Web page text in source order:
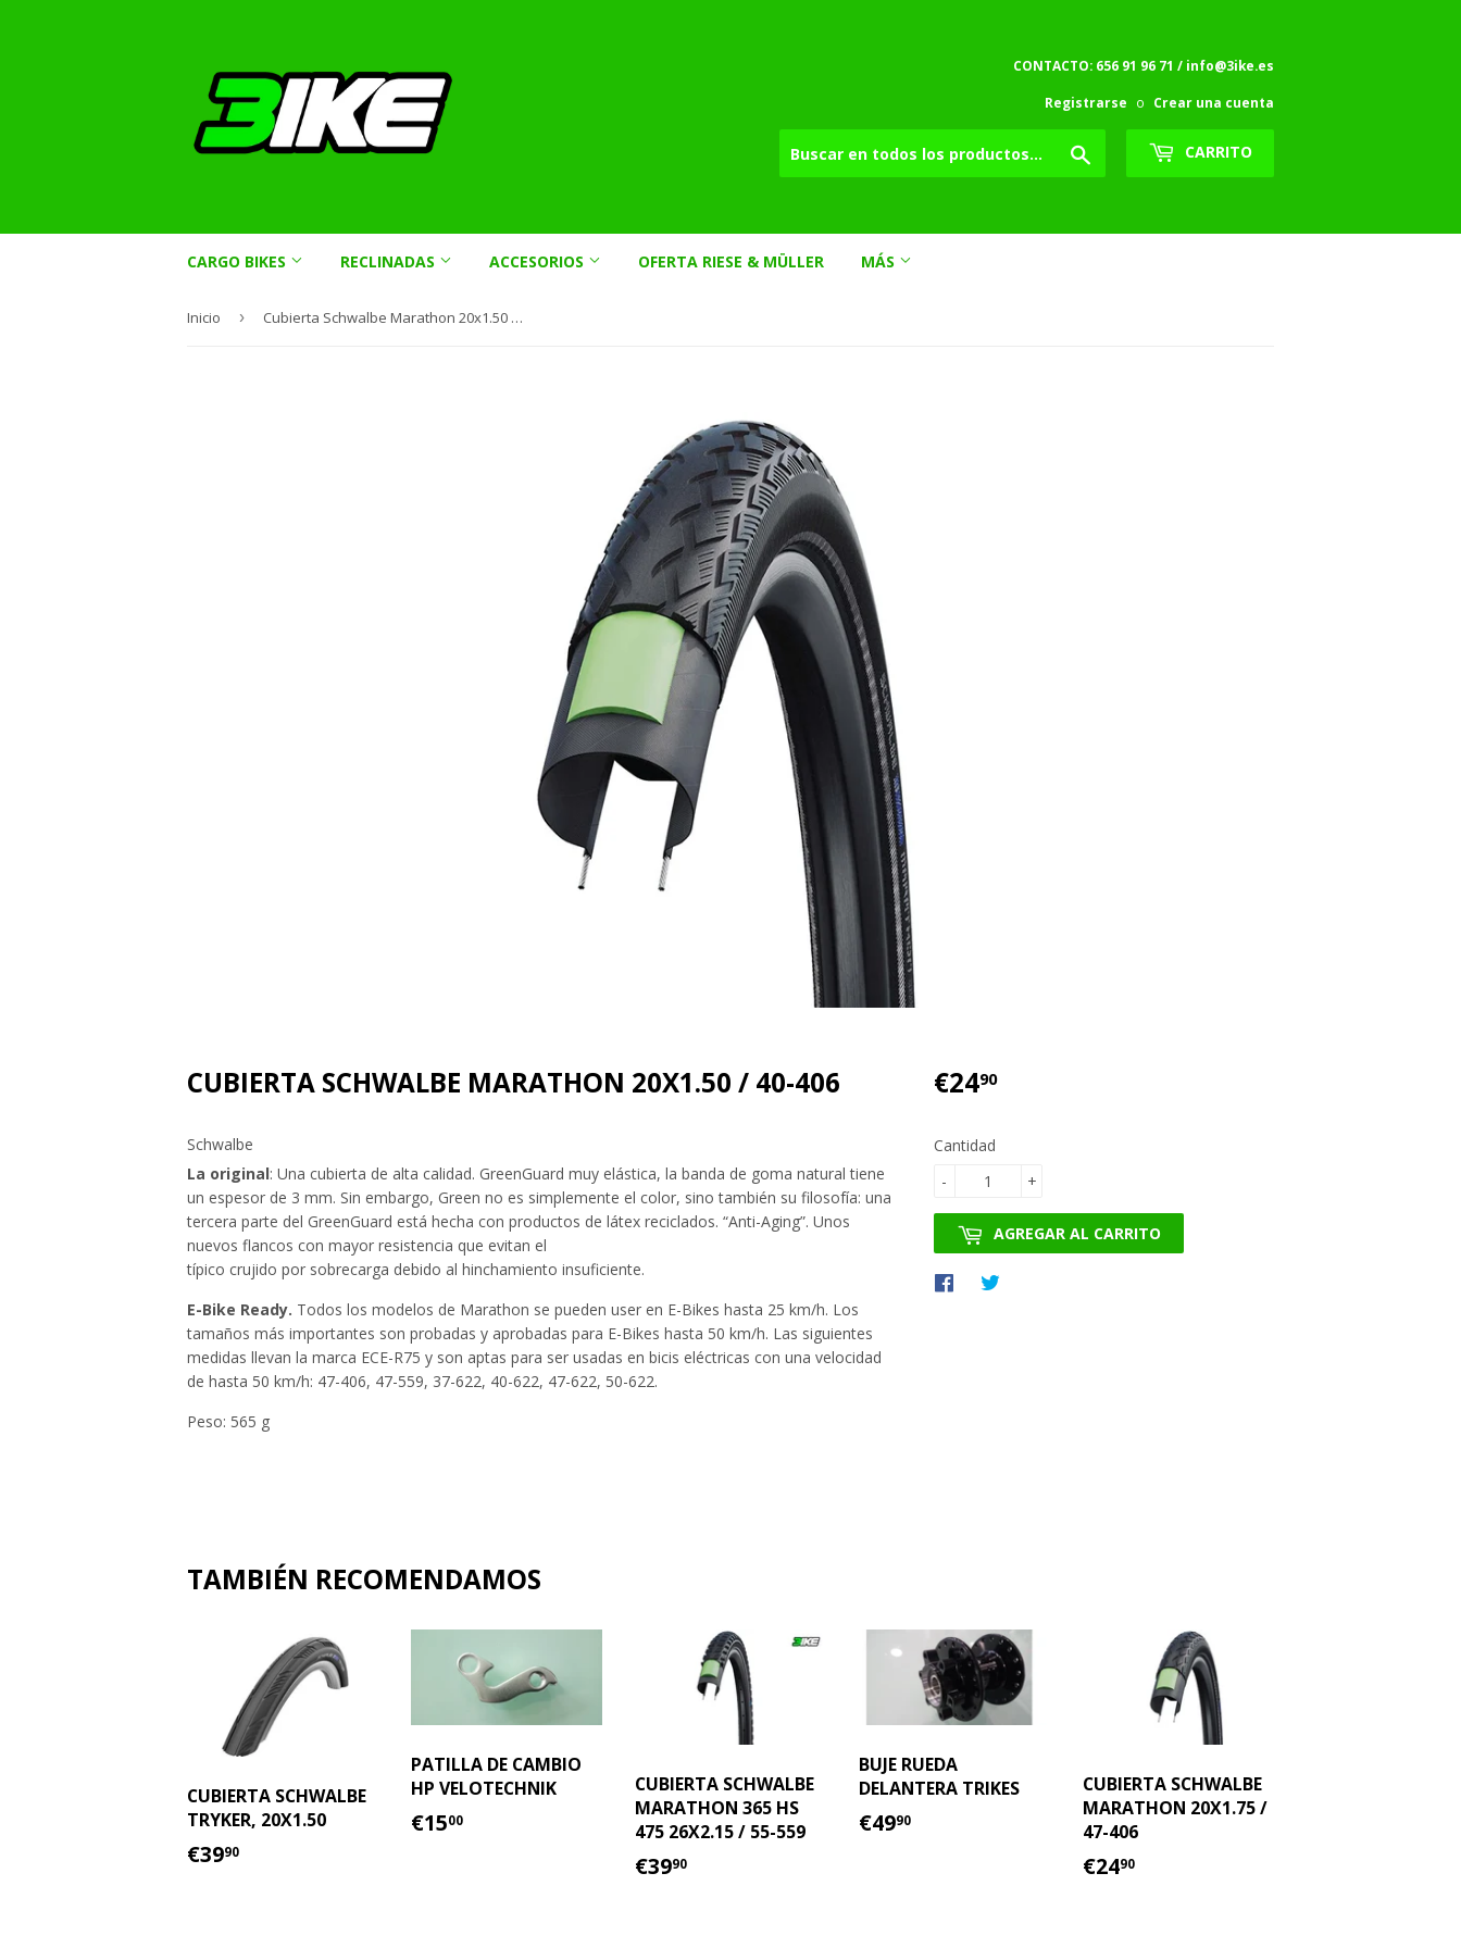
CONTACTO: 656 91 96 71 / info@3ike.es
Registrarse o Crear una cuenta
CARRITO
CARGO BIKES RECLINADAS ACCESORIOS OFERTA RIESE & MÜLLER MÁS
Inicio › Cubierta Schwalbe Marathon 20x1.50 / 40-406
CUBIERTA SCHWALBE MARATHON 20X1.50 / 40-406
Schwalbe
La original: Una cubierta de alta calidad. GreenGuard muy elástica, la banda de goma natural tiene
un espesor de 3 mm. Sin embargo, Green no es simplemente el color, sino también su filosofía: una
tercera parte del GreenGuard está hecha con productos de látex reciclados. “Anti-Aging”. Unos
nuevos flancos con mayor resistencia que evitan el
típico crujido por sobrecarga debido al hinchamiento insuficiente.
E-Bike Ready. Todos los modelos de Marathon se pueden user en E-Bikes hasta 25 km/h. Los
tamaños más importantes son probadas y aprobadas para E-Bikes hasta 50 km/h. Las siguientes
medidas llevan la marca ECE-R75 y son aptas para ser usadas en bicis eléctricas con una velocidad
de hasta 50 km/h: 47-406, 47-559, 37-622, 40-622, 47-622, 50-622.
Peso: 565 g
€2490€24.90
Cantidad
+
-
AGREGAR AL CARRITO
Compartir
TAMBIÉN RECOMENDAMOS
CUBIERTA SCHWALBE
TRYKER, 20X1.50
PRECIO
€3990
PATILLA DE CAMBIO
HP VELOTECHNIK
PRECIO
€1500
CUBIERTA SCHWALBE
MARATHON 365 HS
475 26X2.15 / 55-559
PRECIO
€3990
BUJE RUEDA
DELANTERA TRIKES
PRECIO
€4990
CUBIERTA SCHWALBE
MARATHON 20X1.75 /
47-406
PRECIO
€2490